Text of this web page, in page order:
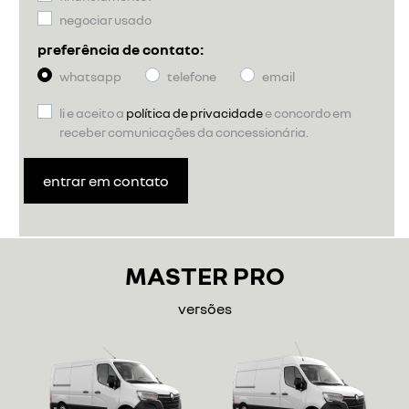
negociar usado
preferência de contato:
whatsapp telefone email
li e aceito a política de privacidadee concordo em
receber comunicações da concessionária.
entrar em contato
MASTER PRO
versões